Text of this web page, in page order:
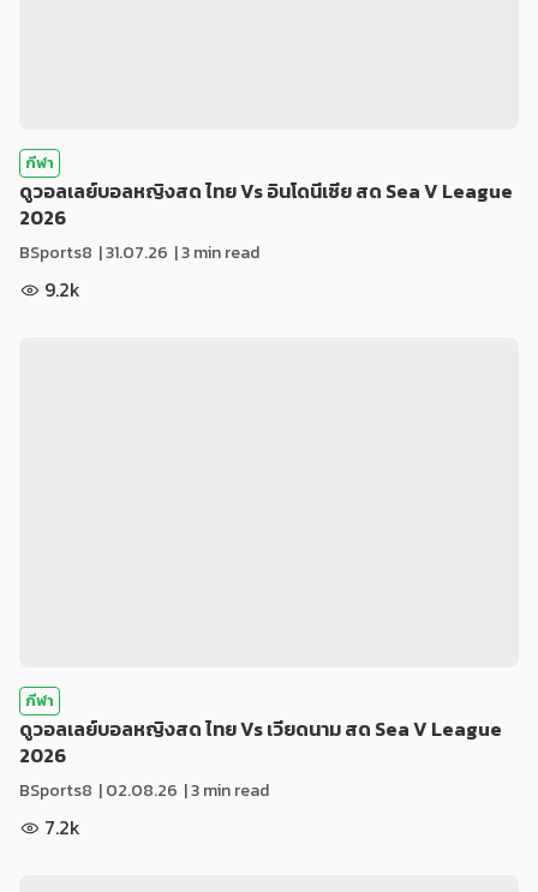
กีฬา
ดูวอลเลย์บอลหญิงสด ไทย Vs อินโดนีเซีย สด Sea V League
2026
BSports8 |31.07.26 | 3 min read
9.2k
กีฬา
ดูวอลเลย์บอลหญิงสด ไทย Vs เวียดนาม สด Sea V League
2026
BSports8 |02.08.26 | 3 min read
7.2k